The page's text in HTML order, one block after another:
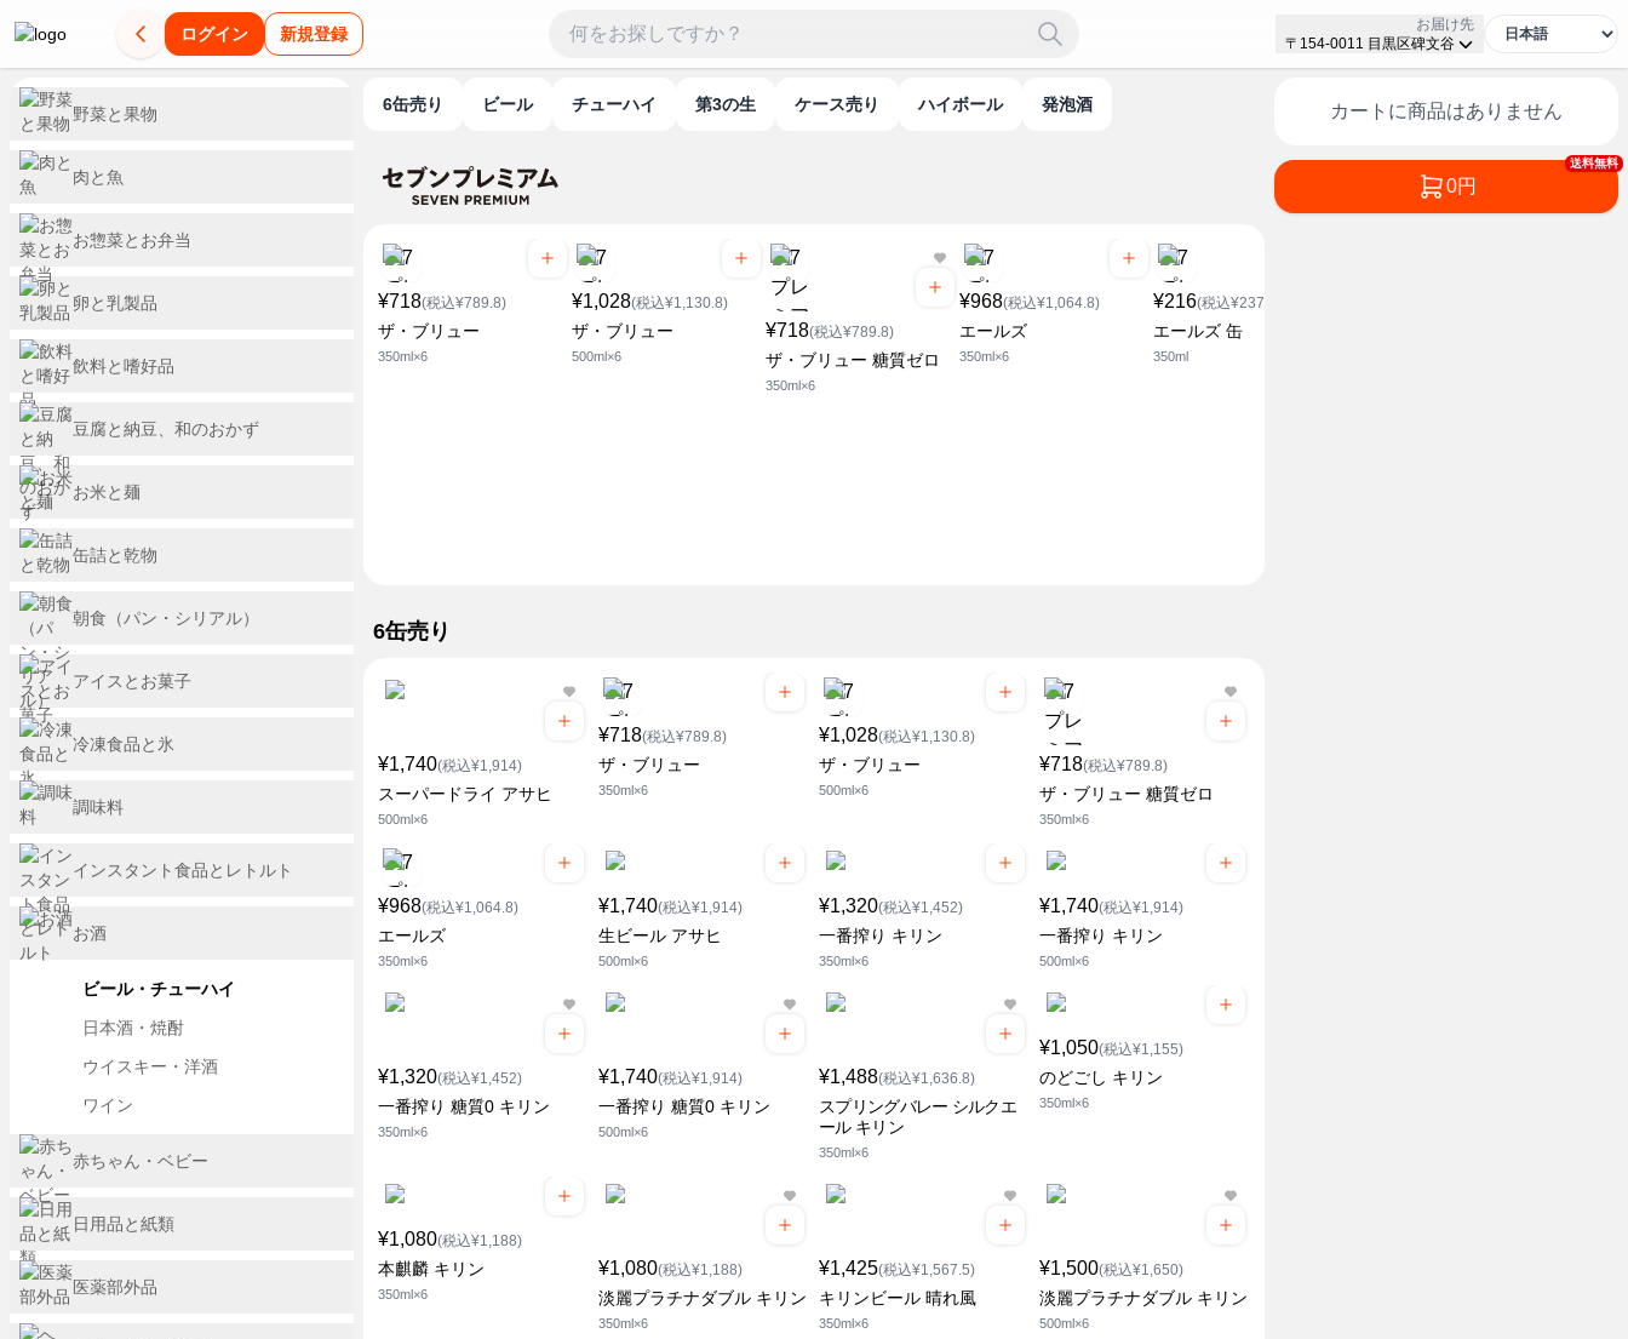
ログイン 新規登録
お届け先
〒154-0011 目黒区碑文谷
6缶売り ビール チューハイ 第3の生 ケース売り ハイボール 発泡酒
¥718(税込¥789.8)
ザ・ブリュー
350ml×6
¥1,028(税込¥1,130.8)
ザ・ブリュー
500ml×6
¥718(税込¥789.8)
ザ・ブリュー 糖質ゼロ
350ml×6
¥968(税込¥1,064.8)
エールズ
350ml×6
¥216(税込¥237.6)
エールズ 缶
350ml
6缶売り
¥1,740(税込¥1,914)
スーパードライ アサヒ
500ml×6
¥718(税込¥789.8)
ザ・ブリュー
350ml×6
¥1,028(税込¥1,130.8)
ザ・ブリュー
500ml×6
¥718(税込¥789.8)
ザ・ブリュー 糖質ゼロ
350ml×6
¥968(税込¥1,064.8)
エールズ
350ml×6
¥1,740(税込¥1,914)
生ビール アサヒ
500ml×6
¥1,320(税込¥1,452)
一番搾り キリン
350ml×6
¥1,740(税込¥1,914)
一番搾り キリン
500ml×6
¥1,320(税込¥1,452)
一番搾り 糖質0 キリン
350ml×6
¥1,740(税込¥1,914)
一番搾り 糖質0 キリン
500ml×6
¥1,488(税込¥1,636.8)
スプリングバレー シルクエ
ール キリン
350ml×6
¥1,050(税込¥1,155)
のどごし キリン
350ml×6
¥1,080(税込¥1,188)
本麒麟 キリン
350ml×6
¥1,080(税込¥1,188)
淡麗プラチナダブル キリン
350ml×6
¥1,425(税込¥1,567.5)
キリンビール 晴れ風
350ml×6
¥1,500(税込¥1,650)
淡麗プラチナダブル キリン
500ml×6
カートに商品はありません
送料無料
0円
野菜と果物
肉と魚
お惣菜とお弁当
卵と乳製品
飲料と嗜好品
豆腐と納豆、和のおかず
お米と麺
缶詰と乾物
朝食（パン・シリアル）
アイスとお菓子
冷凍食品と氷
調味料
インスタント食品とレトルト
お酒
ビール・チューハイ
日本酒・焼酎
ウイスキー・洋酒
ワイン
赤ちゃん・ベビー
日用品と紙類
医薬部外品